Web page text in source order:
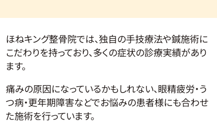
ほねキング整骨院では、独自の手技療法や鍼施術に
こだわりを持っており、多くの症状の診療実績があり
ます。
痛みの原因になっているかもしれない、眼精疲労・う
つ病・更年期障害などでお悩みの患者様にも合わせ
た施術を行っています。